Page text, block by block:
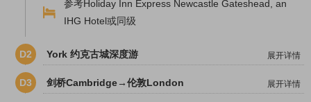
参考Holiday Inn Express Newcastle Gateshead, an
IHG Hotel或同级
D2 York 约克古城深度游 展开详情
D3 剑桥Cambridge→伦敦London 展开详情